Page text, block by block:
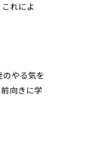
れによ
やる気を
向きに学